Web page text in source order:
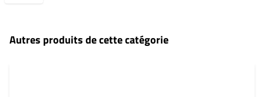
Autres produits de cette catégorie